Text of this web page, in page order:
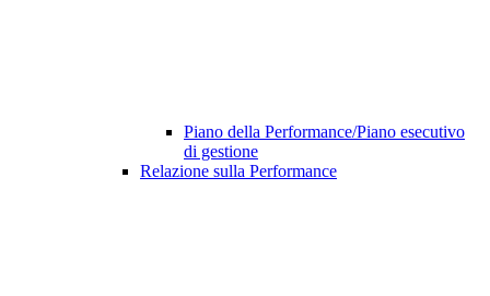
Piano della Performance/Piano esecutivo
di gestione
Relazione sulla Performance